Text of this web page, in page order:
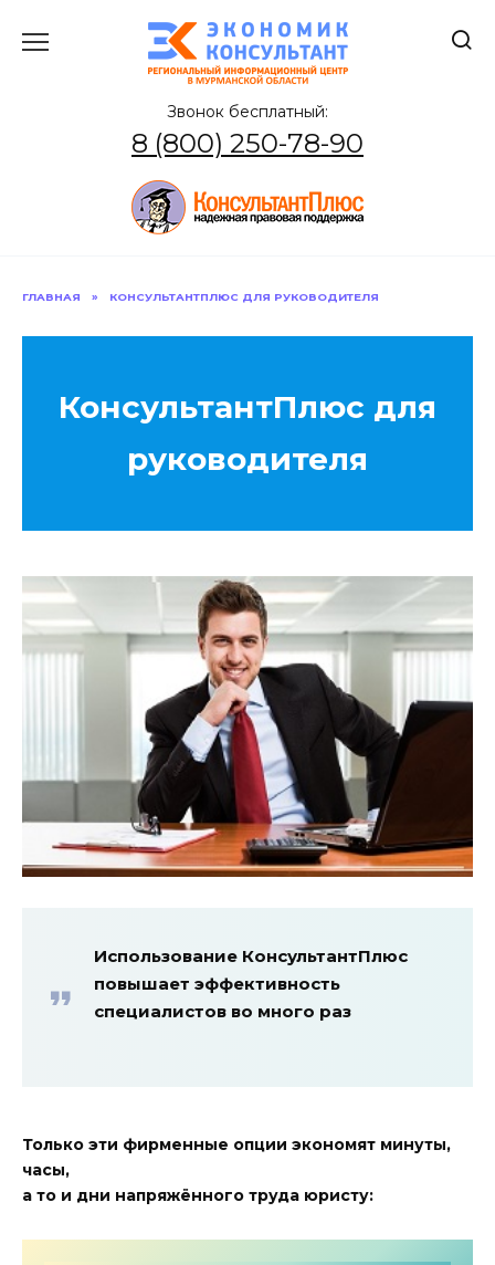
содержанию
Звонок бесплатный:
8 (800) 250-78-90
ГЛАВНАЯ » КОНСУЛЬТАНТПЛЮС ДЛЯ РУКОВОДИТЕЛЯ
КонсультантПлюс для
руководителя
Использование КонсультантПлюс
повышает эффективность
специалистов во много раз
Только эти фирменные опции экономят минуты,
часы,
а то и дни напряжённого труда юристу: